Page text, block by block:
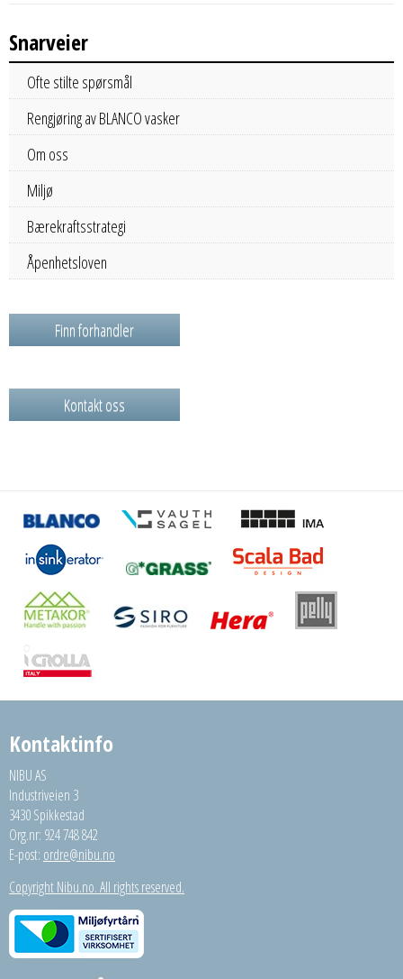
Snarveier
Ofte stilte spørsmål
Rengjøring av BLANCO vasker
Om oss
Miljø
Bærekraftsstrategi
Åpenhetsloven
Finn forhandler
Kontakt oss
Kontaktinfo
NIBU AS
Industriveien 3
3430 Spikkestad
Org.nr: 924 748 842
E-post: ordre@nibu.no
Copyright Nibu.no. All rights reserved.